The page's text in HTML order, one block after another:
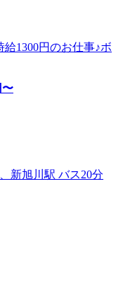
給1300円のお仕事♪ボ
〜
新旭川駅 バス20分